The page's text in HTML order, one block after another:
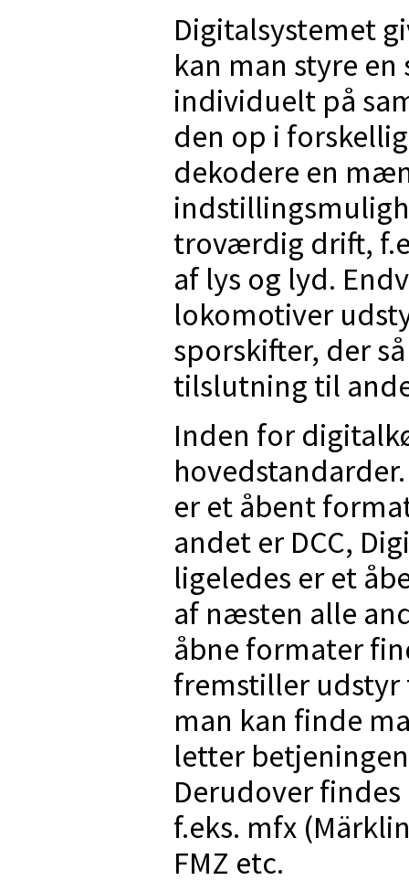
Digitalsystemet
kan man styre
individuelt på
den op i
dekodere en
troværdig drift,
af lys og lyd.
lokomotiver
sporskifter, der
tilslutning til
Inden for
er et åbent
andet er DCC,
ligeledes er et
af næsten alle
åbne formater
fremstiller udstyr
man kan finde
letter
Derudover
f.eks. mfx
FMZ etc.